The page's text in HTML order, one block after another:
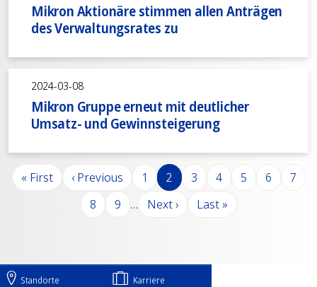
Mikron Aktionäre stimmen allen Anträgen
des Verwaltungsrates zu
2024-03-08
Mikron Gruppe erneut mit deutlicher
Umsatz- und Gewinnsteigerung
Seitennummerierung
Erste Seite
« First Vorherige Seite
‹ Previous Seite
1 Seite
2 Seite
3 Seite
4 Seite
5 Seite
6 Seite
7
Seite
8 Seite
9 … Nächste Seite
Next › Letzte Seite
Last »
Standorte Karriere